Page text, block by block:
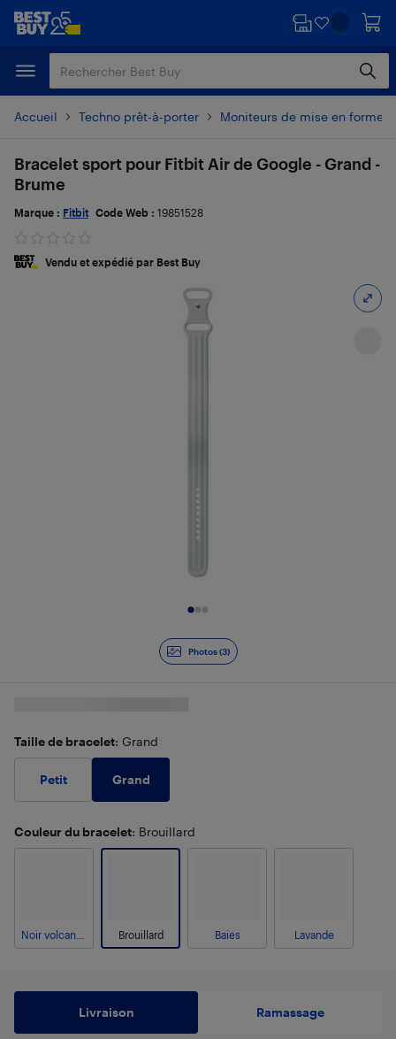
Passer
principal
Passer
Accueil Techno prêt-à-porter Moniteurs de mise en forme
Photos (3)
Bracelet sport pour Fitbit Air de Google - Grand -
Brume
Marque : Fitbit Code Web : 19851528
Vendu et expédié par Best Buy
Taille de bracelet: Grand
Petit Grand
Couleur du bracelet: Brouillard
Brouillard Baies Lavande
Livraison Ramassage